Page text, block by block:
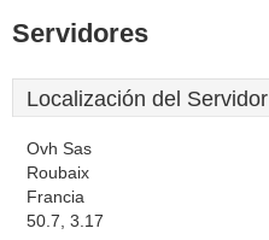
Servidores
Localización del Servidor
Ovh Sas
Roubaix
Francia
50.7, 3.17